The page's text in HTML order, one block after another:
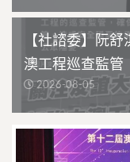
【社諮委】阮
澳工程巡查監管
2026-08-05